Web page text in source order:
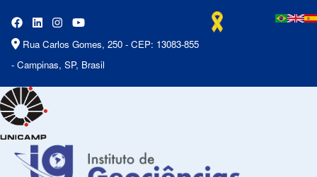
Rua Carlos Gomes, 250 - CEP: 13083-855
- Campinas, SP, Brasil